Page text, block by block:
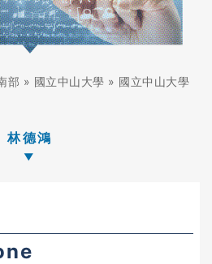
部 » 國立中山大學 » 國立中山大學
林德鴻